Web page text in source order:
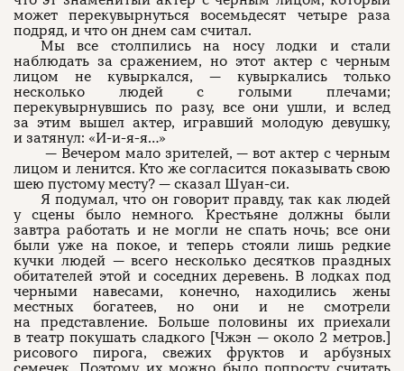
может перекувырнуться восемьдесят четыре раза
подряд, и что он днем сам считал.
Мы все столпились на носу лодки и стали
наблюдать за сражением, но этот актер с черным
лицом не кувыркался, — кувыркались только
несколько людей с голыми плечами;
перекувырнувшись по разу, все они ушли, и вслед
за этим вышел актер, игравший молодую девушку,
и затянул: «И-и-я-я…»
— Вечером мало зрителей, — вот актер с черным
лицом и ленится. Кто же согласится показывать свою
шею пустому месту? — сказал Шуан-си.
Я подумал, что он говорит правду, так как людей
у сцены было немного. Крестьяне должны были
завтра работать и не могли не спать ночь; все они
были уже на покое, и теперь стояли лишь редкие
кучки людей — всего несколько десятков праздных
обитателей этой и соседних деревень. В лодках под
черными навесами, конечно, находились жены
местных богатеев, но они и не смотрели
на представление. Больше половины их приехали
в театр покушать сладкого [Чжэн — около 2 метров.]
рисового пирога, свежих фруктов и арбузных
О проекте
Команда
Авторы
Журнал
Подписаться на журнал
ЧТИВО ДОМ
YouTube
Telegram
VK
Рекламодателям
Пользовательское соглашение
Политика конфиденциальности
16+
(c) ЧТИВО 2026. Все права защищены
Разработка:Astroshock